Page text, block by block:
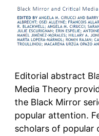
Editorial abstract
Media Theory
the Black Mirror
popular attention.
scholars of popular